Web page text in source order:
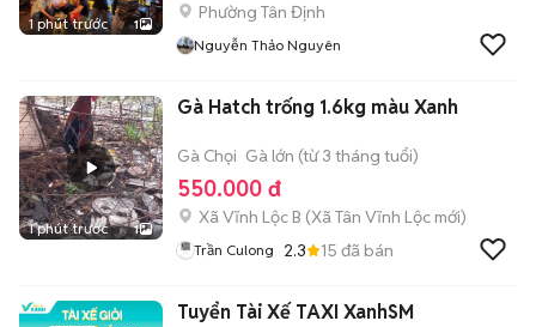
1 phút trước 1
Phường Tân Định
Nguyễn Thảo Nguyên
1 phút trước 1
Gà Hatch trống 1.6kg màu Xanh
Gà Chọi Gà lớn (từ 3 tháng tuổi)
550.000 đ
Xã Vĩnh Lộc B (Xã Tân Vĩnh Lộc mới)
Trần Culong 2.3 15 đã bán
Tuyển Tài Xế TAXI XanhSM